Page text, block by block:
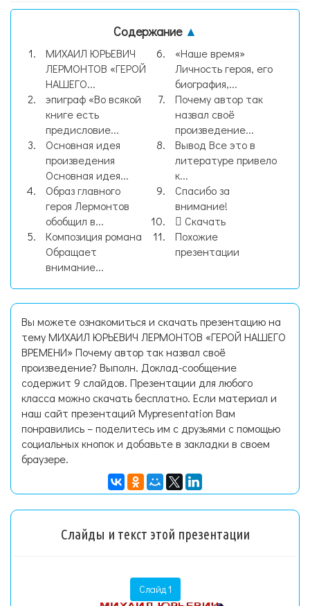
Содержание ▲
МИХАИЛ ЮРЬЕВИЧ
ЛЕРМОНТОВ «ГЕРОЙ
НАШЕГО...
эпиграф «Во всякой
книге есть
предисловие...
Основная идея
произведения
Основная идея...
Образ главного
героя Лермонтов
обобщил в...
Композиция романа
Обращает
внимание...
«Наше время»
Личность героя, его
биография,...
Почему автор так
назвал своё
произведение...
Вывод Все это в
литературе привело
к...
Спасибо за
внимание!
Скачать
Похожие
презентации
Вы можете ознакомиться и скачать презентацию на
тему МИХАИЛ ЮРЬЕВИЧ ЛЕРМОНТОВ «ГЕРОЙ НАШЕГО
ВРЕМЕНИ» Почему автор так назвал своё
произведение? Выполн. Доклад-сообщение
содержит 9 слайдов. Презентации для любого
класса можно скачать бесплатно. Если материал и
наш сайт презентаций Mypresentation Вам
понравились – поделитесь им с друзьями с помощью
социальных кнопок и добавьте в закладки в своем
браузере.
Слайды и текст этой презентации
Слайд 1